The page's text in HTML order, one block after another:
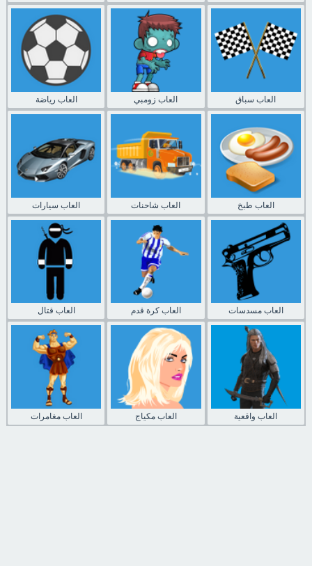
العاب رياضة العاب زومبي العاب سباق
العاب سيارات العاب شاحنات العاب طبخ
العاب قتال العاب كرة قدم العاب مسدسات
العاب مغامرات العاب مكياج العاب واقعية